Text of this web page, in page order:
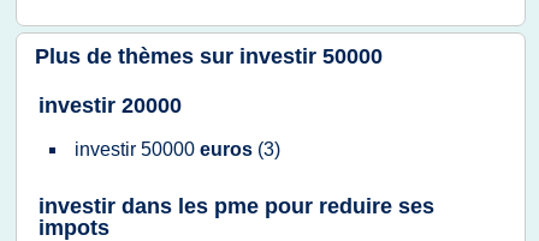
Plus de thèmes sur investir 50000
investir 20000
investir 50000 euros (3)
investir dans les pme pour reduire ses
impots